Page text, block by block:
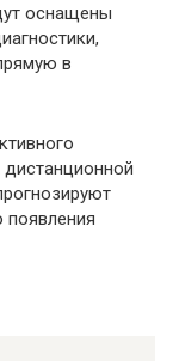
оснащены
в